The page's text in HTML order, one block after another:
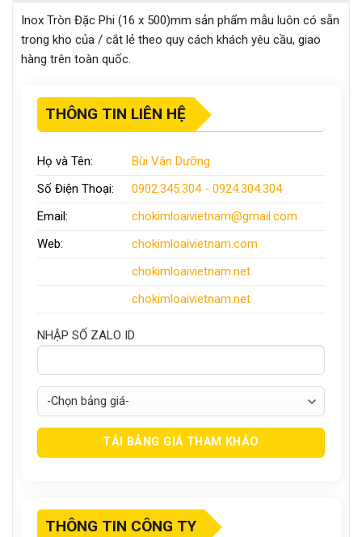
Inox Tròn Đặc Phi (16 x 500)mm sản phẩm mẫu luôn có sẵn
trong kho của / cắt lẻ theo quy cách khách yêu cầu, giao
hàng trên toàn quốc.
THÔNG TIN LIÊN HỆ
Họ và Tên:
Bùi Văn Dưỡng
Số Điện Thoại:
0902.345.304 - 0924.304.304
Email:
chokimloaivietnam@gmail.com
Web:
chokimloaivietnam.com
chokimloaivietnam.net
chokimloaivietnam.net
NHẬP SỐ ZALO ID
THÔNG TIN CÔNG TY